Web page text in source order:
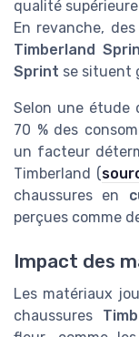
qualité
En revanche,
Timberland
Sprint se situent
Selon une étude
70 % des
un facteur
Timberland (
chaussures en
perçues comme
Impact des
Les matériaux
chaussures